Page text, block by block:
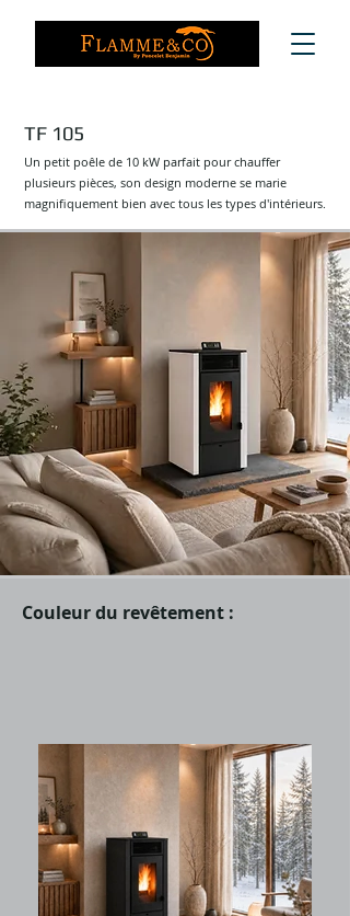
TF 105
Un petit poêle de 10 kW parfait pour chauffer
plusieurs pièces, son design moderne se marie
magnifiquement bien avec tous les types d'intérieurs.
Couleur du revêtement :